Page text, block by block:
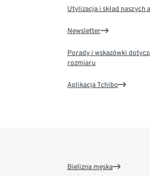
Utylizacja i skład naszych
Newsletter
Porady i wskazówki
rozmiaru
Aplikacja Tchibo
Bielizna męska